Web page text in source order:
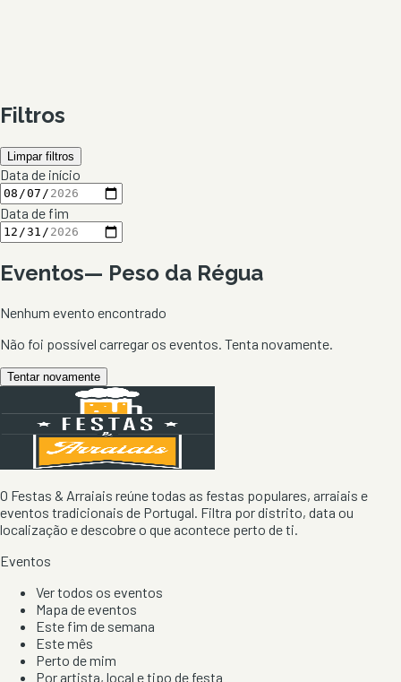
Filtros
Limpar filtros
Data de início
Data de fim
Eventos— Peso da Régua
Nenhum evento encontrado
Não foi possível carregar os eventos. Tenta novamente.
Tentar novamente
O Festas & Arraiais reúne todas as festas populares, arraiais e
eventos tradicionais de Portugal. Filtra por distrito, data ou
localização e descobre o que acontece perto de ti.
Eventos
Ver todos os eventos
Mapa de eventos
Este fim de semana
Este mês
Perto de mim
Por artista, local e tipo de festa